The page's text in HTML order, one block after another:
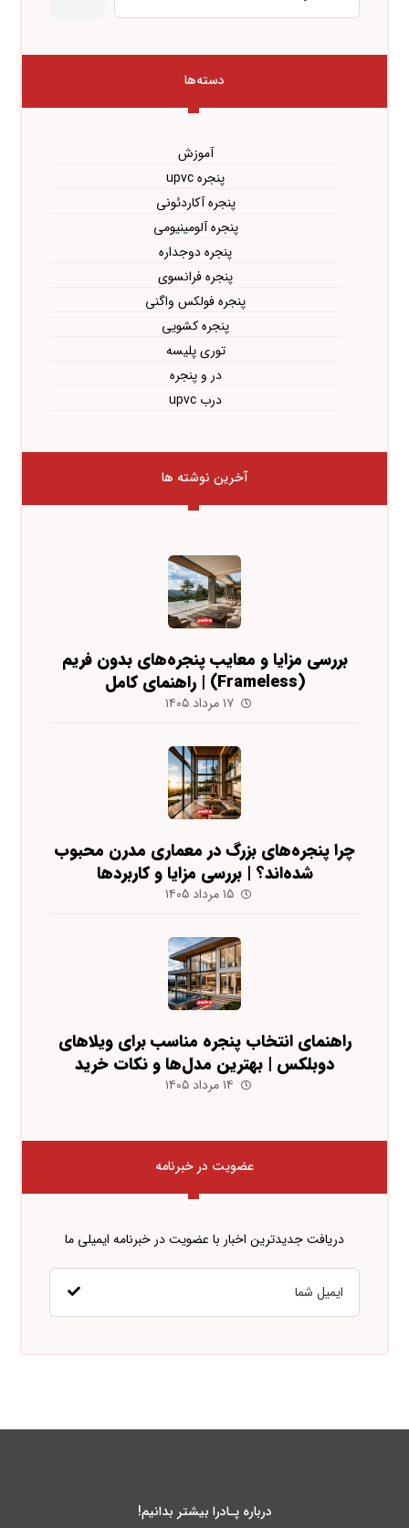
دسته‌ها
آموزش
پنجره upvc
پنجره آکاردئونی
پنجره آلومینیومی
پنجره دوجداره
پنجره فرانسوی
پنجره فولکس واگنی
پنجره کشویی
توری پلیسه
در و پنجره
درب upvc
آخرین نوشته ها
بررسی مزایا و معایب پنجره‌های بدون فریم
(Frameless) | راهنمای کامل
۱۷ مرداد ۱۴۰۵
چرا پنجره‌های بزرگ در معماری مدرن محبوب
شده‌اند؟ | بررسی مزایا و کاربردها
۱۵ مرداد ۱۴۰۵
راهنمای انتخاب پنجره مناسب برای ویلاهای
دوبلکس | بهترین مدل‌ها و نکات خرید
۱۴ مرداد ۱۴۰۵
عضویت در خبرنامه
دریافت جدیدترین اخبار با عضویت در خبرنامه ایمیلی ما
درباره پـادرا بیشتر بدانیم!